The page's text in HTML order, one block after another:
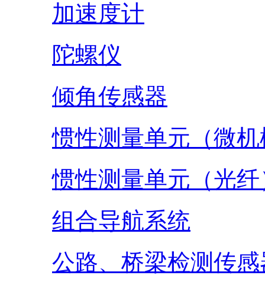
加速度计
陀螺仪
倾角传感器
惯性测量单元（微
惯性测量单元（光纤
组合导航系统
公路、桥梁检测传感